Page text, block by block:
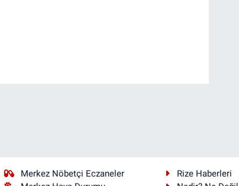
Merkez Nöbetçi Eczaneler
Rize Haberleri